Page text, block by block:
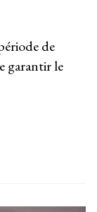
de
garantir le